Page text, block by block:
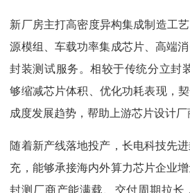
新厂房主打高密度异构集成制造工
源模组、车载功率集成芯片、高端
封装测试服务。相较于传统分立封
够缩减芯片体积、优化功耗表现，
成度发展趋势，帮助上游芯片设计厂
随着新产线落地投产，长电科技先
充，能够承接海内外算力芯片企业
封测厂商产能满载、交付周期拉长